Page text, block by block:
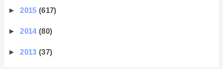
►2015(617)
►2014(80)
►2013(37)